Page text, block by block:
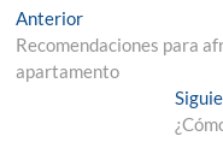
Navegación
de
AnteriorEntrada
anterior:
Recomendaciones para
apartamento